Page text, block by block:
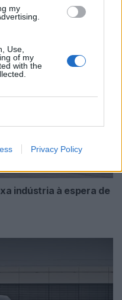
my
Use,
of my
with the
Privacy Policy
indústria à espera de